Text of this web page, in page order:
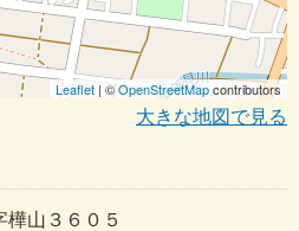
Leaflet | ©OpenStreetMapcontributors
大きな地図で見る
山３６０５